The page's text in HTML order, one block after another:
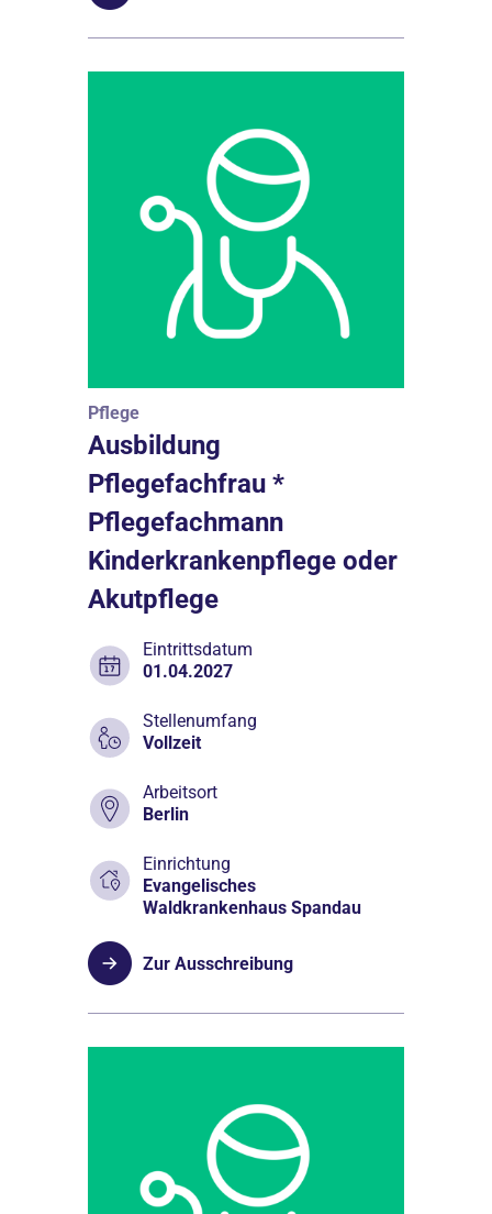
Pflege
Ausbildung
Pflegefachfrau *
Pflegefachmann
Kinderkrankenpflege oder
Akutpflege
Eintrittsdatum
01.04.2027
Stellenumfang
Vollzeit
Arbeitsort
Berlin
Einrichtung
Evangelisches
Waldkrankenhaus Spandau
Zur Ausschreibung